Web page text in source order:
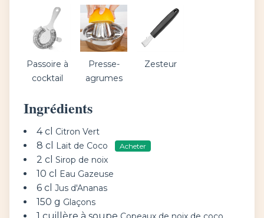
Passoire à
cocktail
Presse-
agrumes
Zesteur
Ingrédients
4 cl Citron Vert
8 cl Lait de Coco Acheter
2 cl Sirop de noix
10 cl Eau Gazeuse
6 cl Jus d'Ananas
150 g Glaçons